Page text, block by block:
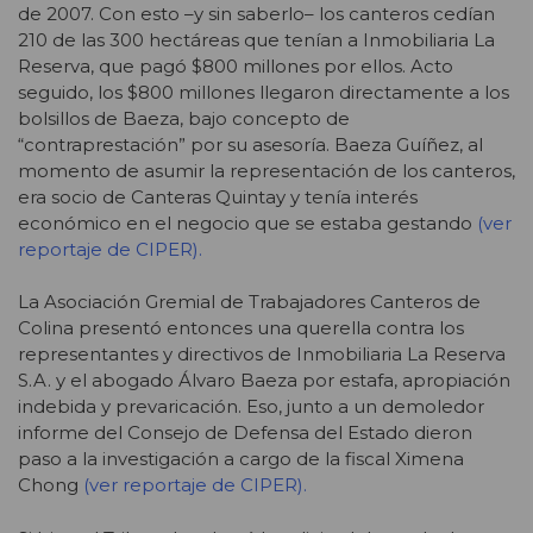
de 2007. Con esto –y sin saberlo– los canteros cedían
210 de las 300 hectáreas que tenían a Inmobiliaria La
Reserva, que pagó $800 millones por ellos. Acto
seguido, los $800 millones llegaron directamente a los
bolsillos de Baeza, bajo concepto de
“contraprestación” por su asesoría. Baeza Guíñez, al
momento de asumir la representación de los canteros,
era socio de Canteras Quintay y tenía interés
económico en el negocio que se estaba gestando (ver
reportaje de CIPER).
La Asociación Gremial de Trabajadores Canteros de
Colina presentó entonces una querella contra los
representantes y directivos de Inmobiliaria La Reserva
S.A. y el abogado Álvaro Baeza por estafa, apropiación
indebida y prevaricación. Eso, junto a un demoledor
informe del Consejo de Defensa del Estado dieron
paso a la investigación a cargo de la fiscal Ximena
Chong (ver reportaje de CIPER).